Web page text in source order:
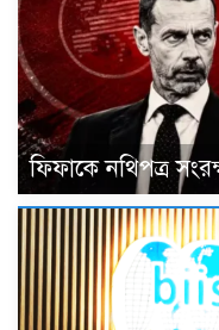
ফিফাকে নথিপত্র